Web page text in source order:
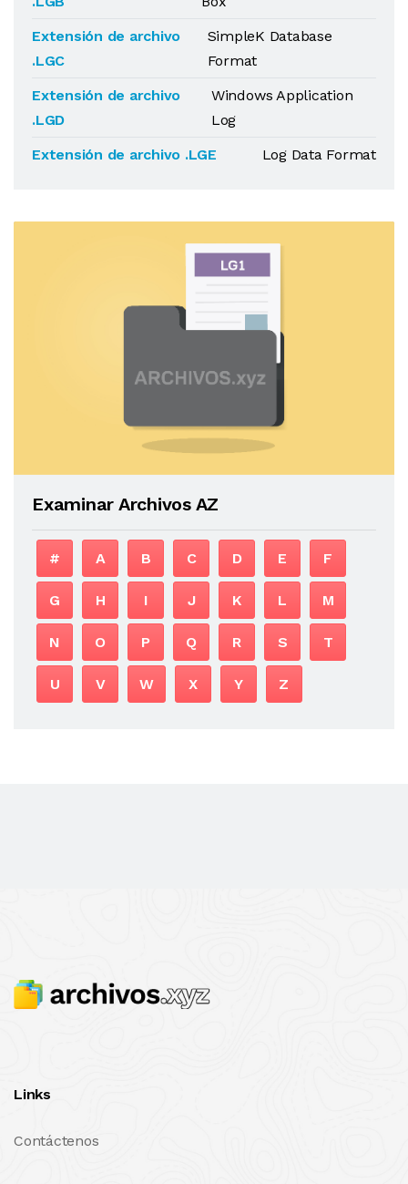
Extensión de archivo
.LGC
SimpleK Database
Format
Extensión de archivo
.LGD
Windows Application
Log
Extensión de archivo .LGE
Log Data Format
Examinar Archivos AZ
# A B C D E F
G H I J K L M
N O P Q R S T
U V W X Y Z
Links
Contáctenos